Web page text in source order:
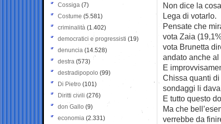
Non dice la
Lega di votarlo.
Pensate che
vota Zaia
vota Brunetta
andato anche
E
Chissa quanti
sondaggi li
E tutto questo
Ma che
verrebbe da
Cossiga (7)
Costume (5.581)
criminalità (1.402)
democratici e progressisti (19)
denuncia (14.528)
destra (573)
destradipopolo (99)
Di Pietro (101)
Diritti civili (276)
don Gallo (9)
economia (2.331)